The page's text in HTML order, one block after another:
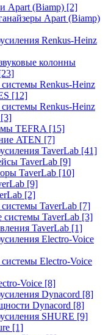
Apart (Biamp) [2]
Apart (Biamp)
Renkus-Heinz
колонны
Renkus-Heinz
[12]
Renkus-Heinz
[3]
TEFRA [15]
ATEN [7]
TaverLab [41]
TaverLab [9]
TaverLab [10]
[9]
[2]
TaverLab [7]
TaverLab [3]
TaverLab [1]
Electro-Voice
Electro-Voice
Voice [8]
Dynacord [8]
Dynacord [8]
SHURE [9]
[1]